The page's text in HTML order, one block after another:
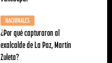
NACIONALES
¿Por qué capturaron al
exalcalde de La Paz, Martín
Zuleta?